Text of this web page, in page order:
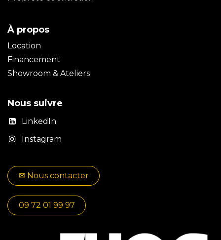
À propos
Location
Financement
Showroom & Ateliers
Nous suivre
LinkedIn
Instagram
✉​​ No​​​​us contacter
09 72 01 99 97